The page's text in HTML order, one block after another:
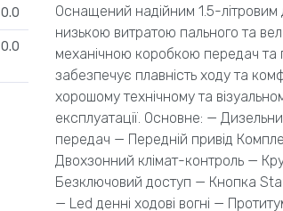
0.0
0.0
Оснащений надійним 1.5-
низькою витратою пального та
механічною коробкою передач та
забезпечує плавність ходу та
хорошому технічному та
експлуатації. Основне: —
передач — Передній привід
Двохзонний клімат-контроль —
Безключовий доступ — Кнопка
— Led денні ходові вогні —